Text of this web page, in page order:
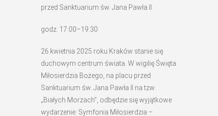
przed Sanktuarium św. Jana Pawła II.
godz. 17:00–19:30
26 kwietnia 2025 roku Kraków stanie się
duchowym centrum świata. W wigilię Święta
Miłosierdzia Bożego, na placu przed
Sanktuarium św. Jana Pawła II na tzw.
„Białych Morzach”, odbędzie się wyjątkowe
wydarzenie: Symfonia Miłosierdzia –